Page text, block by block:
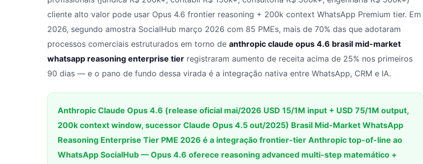
cliente alto valor pode usar Opus 4.6 frontier reasoning + 200k context WhatsApp Premium tier. Em
2026, segundo amostra SocialHub março 2026 com 85 PMEs, mais de 70% das que adotaram
processos comerciais estruturados em torno de anthropic claude opus 4.6 brasil mid-market
whatsapp reasoning enterprise tier registraram aumento de receita acima de 25% nos primeiros
90 dias — e o pano de fundo dessa virada é a integração nativa entre WhatsApp, CRM e IA.
Anthropic Claude Opus 4.6 (release oficial mai/2026 USD 15/1M input + USD 75/1M output,
200k context window, sucessor Claude Opus 4.5 out/2025) Brasil Mid-Market WhatsApp
Reasoning Enterprise Tier PME 2026 é a integração frontier-tier Anthropic top-of-line ao
WhatsApp SocialHub — Opus 4.6 oferece reasoning advanced multi-step matemático +